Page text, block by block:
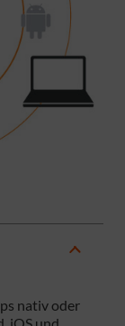
nativ oder